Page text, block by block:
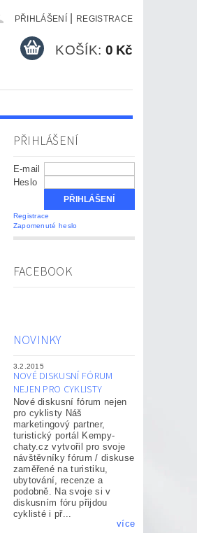
PŘIHLÁŠENÍ REGISTRACE
KOŠÍK: 0 Kč
PŘIHLÁŠENÍ
E-mail
Heslo
Registrace
Zapomenuté heslo
FACEBOOK
NOVINKY
3.2.2015
NOVÉ DISKUSNÍ FÓRUM
NEJEN PRO CYKLISTY
Nové diskusní fórum nejen
pro cyklisty Náš
marketingový partner,
turistický portál Kempy-
chaty.cz vytvořil pro svoje
návštěvníky fórum / diskuse
zaměřené na turistiku,
ubytování, recenze a
podobně. Na svoje si v
diskusním fóru přijdou
cyklisté i př...
více